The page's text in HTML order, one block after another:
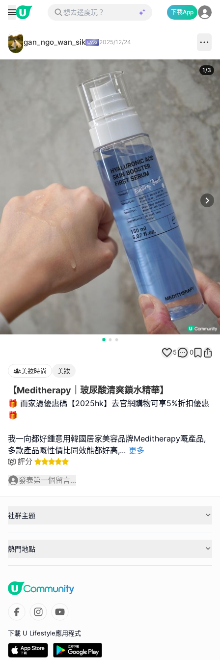
下載App
gan_ngo_wan_sik 2025/12/24
1/3
5 0
美妝時尚 美妝
【Meditherapy｜玻尿酸清爽鎖水精華】
🎁 而家憑優惠碼【2025hk】去官網購物可享5%折扣優惠
🎁
我一向都好鍾意用韓國居家美容品牌Meditherapy嘅產品,
多款產品嘅性價比同效能都好高,... 更多
評分
發表第一個留言...
社群主題
熱門地點
下載 U Lifestyle應用程式